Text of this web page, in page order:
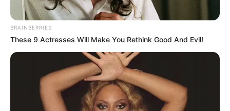
BRAINBERRIES
These 9 Actresses Will Make You Rethink Good And Evil!